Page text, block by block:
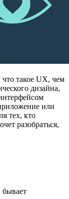
такое UX, чем
дизайна,
или
тех, кто
разобраться,